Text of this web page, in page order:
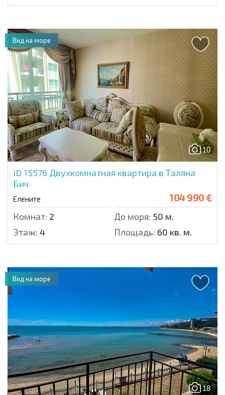
10
ID 15576 Двухкомнатная квартира в Таляна
Бич
Елените 104 990 €
Комнат: 2 До моря: 50 м.
Этаж: 4 Площадь: 60 кв. м.
Вид на море
18
Вид на море